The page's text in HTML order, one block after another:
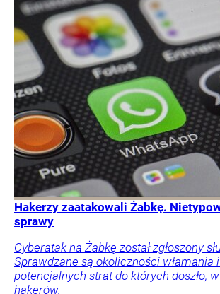
Hakerzy zaatakowali Żabkę.
sprawy
Cyberatak na Żabkę został zgłoszony
Sprawdzane są okoliczności włamania
potencjalnych strat do których doszło,
hakerów.